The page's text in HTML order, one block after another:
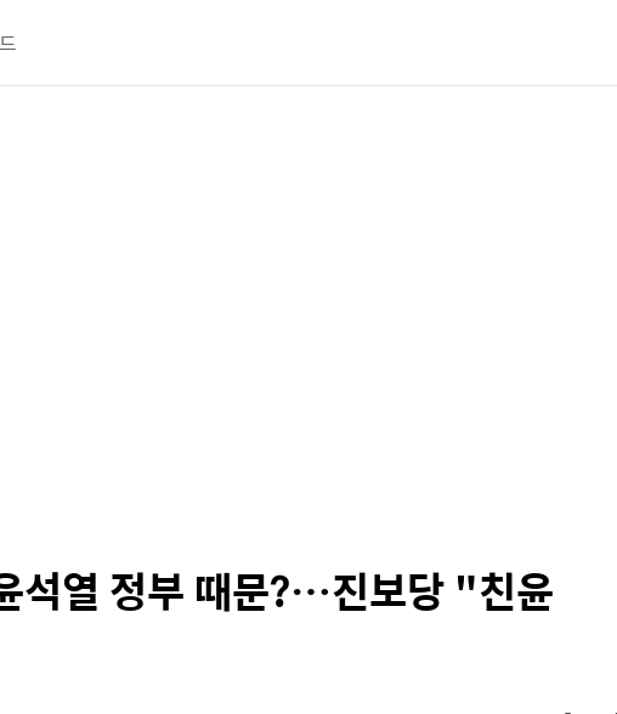
석열 정부 때문?…진보당 "친윤